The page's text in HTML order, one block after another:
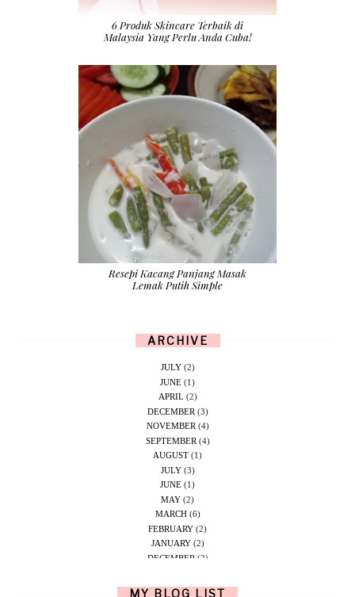
6 Produk Skincare Terbaik di
Malaysia Yang Perlu Anda Cuba!
Resepi Kacang Panjang Masak
Lemak Putih Simple
ARCHIVE
JULY(2)
JUNE (1)
APRIL (2)
DECEMBER (3)
NOVEMBER (4)
SEPTEMBER (4)
AUGUST (1)
JULY(3)
JUNE (1)
MAY (2)
MARCH(6)
FEBRUARY (2)
JANUARY(2)
DECEMBER (2)
OCTOBER(1)
MY BLOG LIST